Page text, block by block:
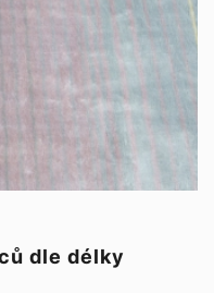
dle délky